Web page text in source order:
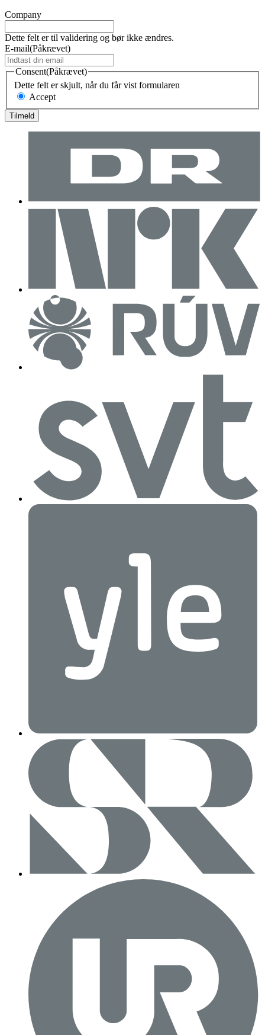
Company
Dette felt er til validering og bør ikke ændres.
E-mail(Påkrævet)
Dette felt er skjult, når du får vist formularen
Consent(Påkrævet)
Accept
Tilmeld